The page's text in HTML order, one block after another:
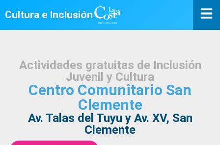
Cultura e Inclusión
Actividades gratuitas de Inclusión
Juvenil y Cultura
Centro Comunitario San
Clemente
Av. Talas del Tuyu y Av. XV, San
Clemente